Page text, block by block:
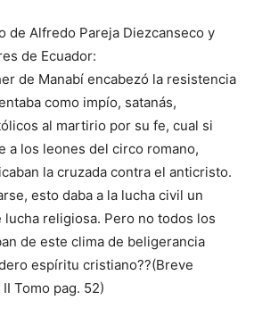
de Alfredo Pareja Diezcanseco y
de Ecuador:
de Manabí encabezó la resistencia
como impío, satanás,
al martirio por su fe, cual si
a los leones del circo romano,
la cruzada contra el anticristo.
esto daba a la lucha civil un
lucha religiosa. Pero no todos los
de este clima de beligerancia
espíritu cristiano??(Breve
Tomo pag. 52)